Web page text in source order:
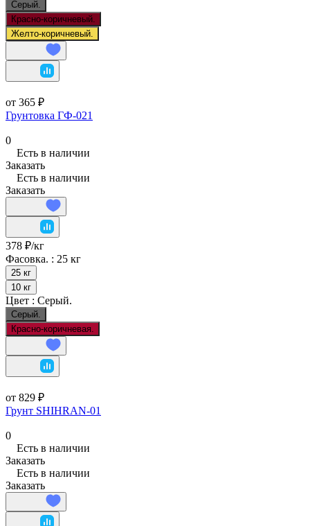
Серый.
Красно-коричневый.
Желто-коричневый.
от 365 ₽
Грунтовка ГФ-021
0
Есть в наличии
Заказать
Есть в наличии
Заказать
378 ₽/кг
Фасовка. : 25 кг
25 кг
10 кг
Цвет : Серый.
Серый.
Красно-коричневая.
от 829 ₽
Грунт SHIHRAN-01
0
Есть в наличии
Заказать
Есть в наличии
Заказать